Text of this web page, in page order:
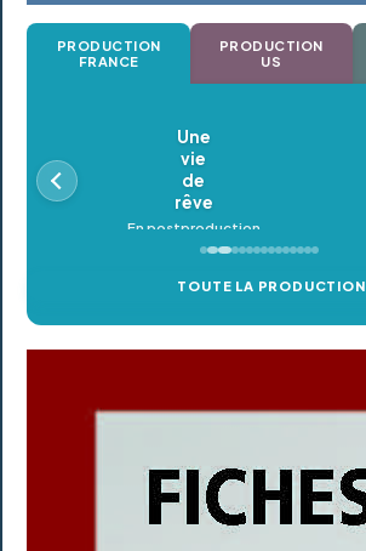
PRODUCTION
FRANCE
PRODUCTION
US
Oldeupe
En postproduction
TOUTE LA PRODUCTION